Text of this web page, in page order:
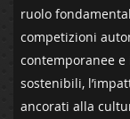
ruolo
competizioni
contemporanee
sostenibili,​
ancorati⁢ alla